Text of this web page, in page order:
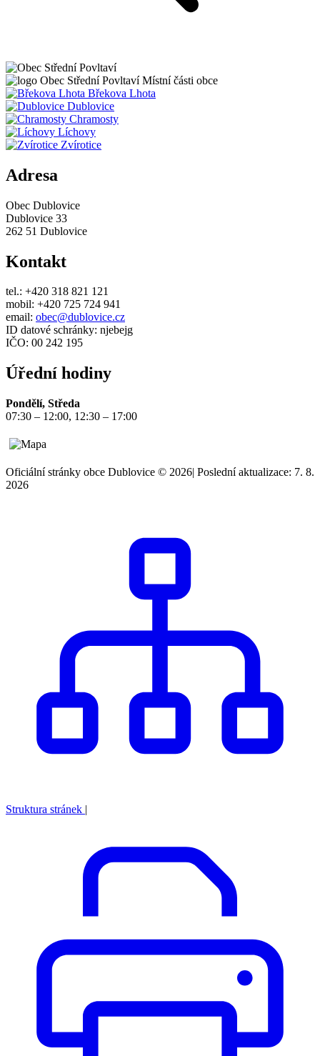
Obec Střední PovltavíMístní části obce
Břekova Lhota
Dublovice
Chramosty
Líchovy
Zvírotice
Adresa
Obec Dublovice
Dublovice 33
262 51 Dublovice
Kontakt
tel.: +420 318 821 121
mobil: +420 725 724 941
email: obec@dublovice.cz
ID datové schránky: njebejg
IČO: 00 242 195
Úřední hodiny
Pondělí, Středa
07:30 – 12:00, 12:30 – 17:00
Oficiální stránky obce Dublovice © 2026| Poslední aktualizace: 7. 8.
2026
Struktura stránek |